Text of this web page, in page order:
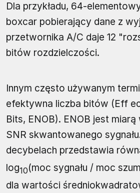
Dla przykładu, 64-
boxcar pobierający dane z
przetwornika A/C daje 12
bitów rozdzielczości.
Innym często używanym
efektywna liczba bitów (Eff
Bits, ENOB). ENOB jest miarą
SNR skwantowanego
decybelach przedstawia
log10(moc sygnału / moc
dla wartości